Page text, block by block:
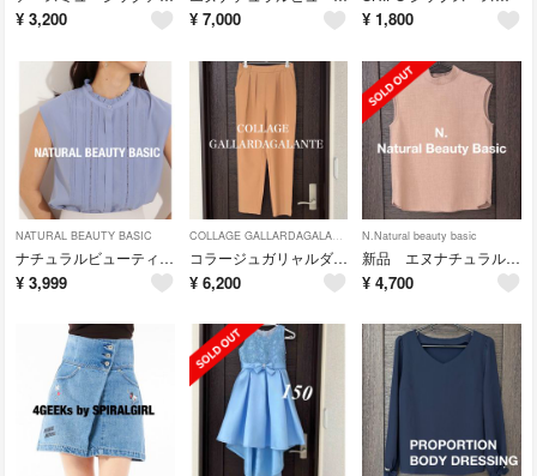
¥ 3,200 ¥ 7,000 ¥ 1,800
NATURAL BEAUTY BASIC
ナチュラルビューティーベーシック フレンチスリーブ ハシゴレース ブラウス
¥ 3,999
COLLAGE GALLARDAGALANTE
コラージュガリャルダガランテ パンツ スラックス タック
¥ 6,200
N.Natural beauty basic
新品 エヌナチュラルビューティーベーシック ブラウス スタンドカラー
¥ 4,700